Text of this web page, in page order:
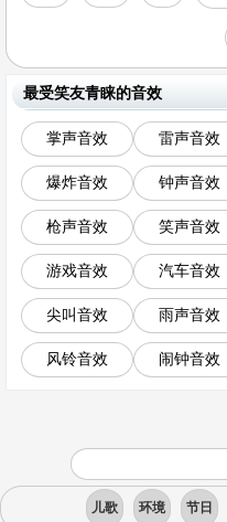
最受笑友青睐的音效
掌声音效 雷声音效
爆炸音效 钟声音效
枪声音效 笑声音效
游戏音效 汽车音效
尖叫音效 雨声音效
风铃音效 闹钟音效
儿歌 环境 节日